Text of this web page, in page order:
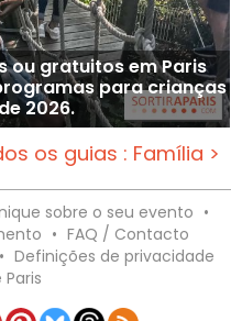
ou gratuitos em Paris
para crianças
2026.
os guias : Família >
sobre o seu evento •
• FAQ / Contacto
• Definições de privacidade